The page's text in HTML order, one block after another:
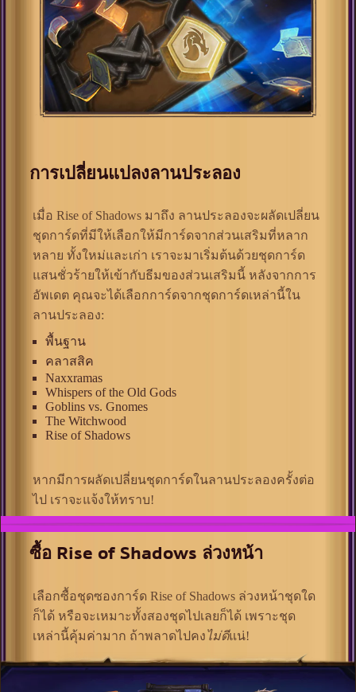
การเปลี่ยนแปลงลานประลอง
เมื่อ Rise of Shadows มาถึง ลานประลองจะผลัดเปลี่ยน
ชุดการ์ดที่มีให้เลือกให้มีการ์ดจากส่วนเสริมที่หลาก
หลาย ทั้งใหม่และเก่า เราจะมาเริ่มต้นด้วยชุดการ์ด
แสนชั่วร้ายให้เข้ากับธีมของส่วนเสริมนี้ หลังจากการ
อัพเดต คุณจะได้เลือกการ์ดจากชุดการ์ดเหล่านี้ใน
ลานประลอง:
พื้นฐาน
คลาสสิค
Naxxramas
Whispers of the Old Gods
Goblins vs. Gnomes
The Witchwood
Rise of Shadows
หากมีการผลัดเปลี่ยนชุดการ์ดในลานประลองครั้งต่อ
ไป เราจะแจ้งให้ทราบ!
ซื้อ Rise of Shadows ล่วงหน้า
เลือกซื้อชุดซองการ์ด Rise of Shadows ล่วงหน้าชุดใด
ก็ได้ หรือจะเหมาะทั้งสองชุดไปเลยก็ได้ เพราะชุด
เหล่านี้คุ้มค่ามาก ถ้าพลาดไปคงไม่ดีแน่!